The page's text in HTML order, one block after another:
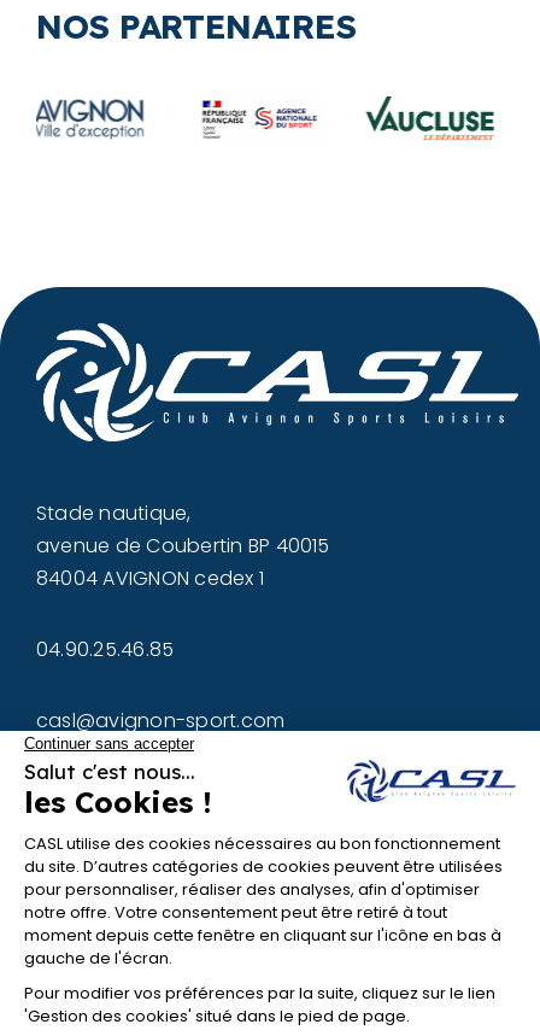
NOS PARTENAIRES
Stade nautique,
avenue de Coubertin BP 40015
84004 AVIGNON cedex 1
04.90.25.46.85
casl@avignon-sport.com
L'ASSOCIATION :
Équipe
Actions
Contact
Partenaires
Combat▾
SPORT
PASSION
ENSEMBLE